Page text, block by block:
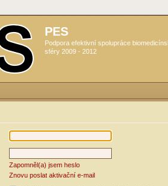
PES
Podpora efektivní spolupráce
sféry 2009 - 2012
Zapomněl(a) jsem heslo
Znovu poslat aktivační e-mail